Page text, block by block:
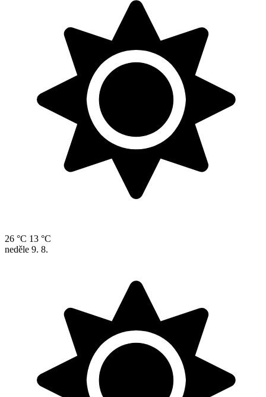
26 °C 13 °C
neděle 9. 8.